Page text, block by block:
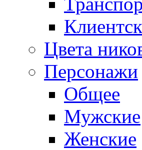
Цвета
Персонажи
Общее
Мужские
Женские